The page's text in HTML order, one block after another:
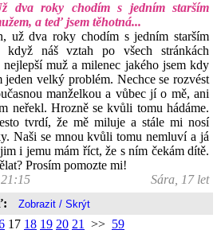
dva roky chodím s jedním starším
a teď jsem těhotná...
už dva roky chodím s jedním starším
když náš vztah po všech stránkách
muž a milenec jakého jsem kdy
jeden velký problém. Nechce se rozvést
manželkou a vůbec jí o mě, ani
neřekl. Hrozně se kvůli tomu hádáme.
tvrdí, že mě miluje a stále mi nosí
Naši se mnou kvůli tomu nemluví a já
i jemu mám říct, že s ním čekám dítě.
Prosím pomozte mi!
Sára, 17 let
17 18 19 20 21 >> 59